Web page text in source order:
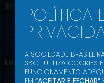
Empresa
Palavra do Presidente
Comissões
Associe-se
Link Uteis
Código de Conduta Ética
POLÍTICA
A SOCIEDADE
SBCT UTILIZA COOKIES
FUNCIONAMENTO
EM “ACEITAR E FECHAR”